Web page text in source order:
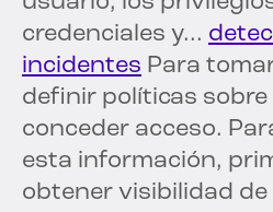
credenciales y...
incidentes Para
definir políticas sobre
conceder acceso.
esta información,
obtener visibilidad de